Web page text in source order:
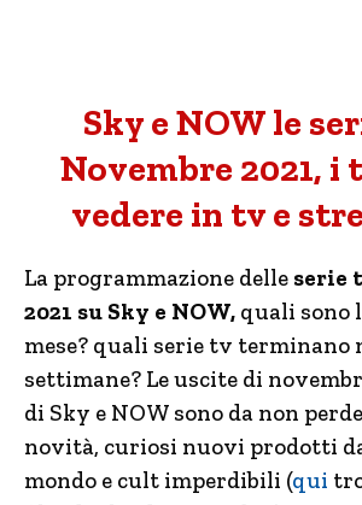
Sky e NOW le
Novembre 2021,
vedere in tv e
La programmazione delle serie
2021 su Sky e NOW, quali sono
mese? quali serie tv terminano
settimane? Le uscite di
di Sky e NOW sono da non
novità, curiosi nuovi prodotti
mondo e cult imperdibili (qui